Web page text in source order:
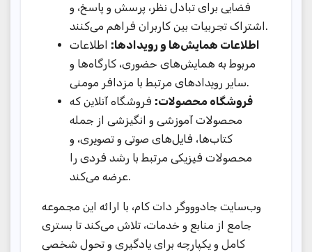
فضایی برای تبادل نظر، پرسش و پاسخ، و
اشتراک تجربیات بین کاربران فراهم می‌کنند.
اطلاعات همایش‌ها و رویدادها: اطلاعات
مربوط به همایش‌های حضوری، کارگاه‌ها و
سایر رویدادهای مرتبط با مزدافر مومنی.
فروشگاه محصولات: فروشگاه آنلاین که
محصولات آموزشی و انگیزشی از جمله
کتاب‌ها، فایل‌های صوتی و تصویری، و
محصولات فیزیکی مرتبط با رشد فردی را
عرضه می‌کند.
وب‌سایت جادوووگر دات کام، با ارائه این مجموعه
جامع از منابع و خدمات، تلاش می‌کند تا بستری
کامل و یکپارچه برای یادگیری و تحول شخصی